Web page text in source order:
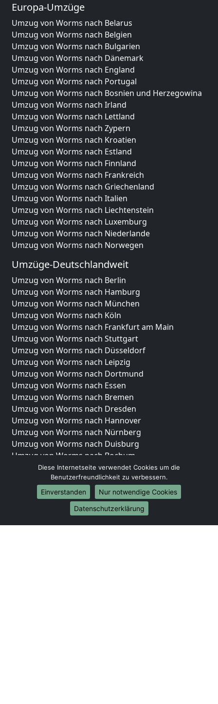
Europa-Umzüge
Umzug von Worms nach Belarus
Umzug von Worms nach Belgien
Umzug von Worms nach Bulgarien
Umzug von Worms nach Dänemark
Umzug von Worms nach England
Umzug von Worms nach Portugal
Umzug von Worms nach Bosnien und Herzegowina
Umzug von Worms nach Irland
Umzug von Worms nach Lettland
Umzug von Worms nach Zypern
Umzug von Worms nach Kroatien
Umzug von Worms nach Estland
Umzug von Worms nach Finnland
Umzug von Worms nach Frankreich
Umzug von Worms nach Griechenland
Umzug von Worms nach Italien
Umzug von Worms nach Liechtenstein
Umzug von Worms nach Luxemburg
Umzug von Worms nach Niederlande
Umzug von Worms nach Norwegen
Umzüge-Deutschlandweit
Umzug von Worms nach Berlin
Umzug von Worms nach Hamburg
Umzug von Worms nach München
Umzug von Worms nach Köln
Umzug von Worms nach Frankfurt am Main
Umzug von Worms nach Stuttgart
Umzug von Worms nach Düsseldorf
Umzug von Worms nach Leipzig
Umzug von Worms nach Dortmund
Umzug von Worms nach Essen
Umzug von Worms nach Bremen
Umzug von Worms nach Dresden
Umzug von Worms nach Hannover
Umzug von Worms nach Nürnberg
Umzug von Worms nach Duisburg
Umzug von Worms nach Bochum
Umzug von Worms nach Wuppertal
Umzug von Worms nach Bielefeld
Umzug von Worms nach Bonn
Umzug von Worms nach Münster
Diese Internetseite verwendet Cookies um die
Benutzerfreundlichkeit zu verbessern.
Einverstanden
Nur notwendige Cookies
Datenschutzerklärung